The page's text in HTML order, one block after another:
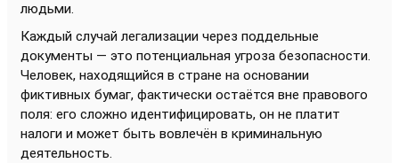
людьми.
Каждый случай легализации через поддельные
документы — это потенциальная угроза безопасности.
Человек, находящийся в стране на основании
фиктивных бумаг, фактически остаётся вне правового
поля: его сложно идентифицировать, он не платит
налоги и может быть вовлечён в криминальную
деятельность.